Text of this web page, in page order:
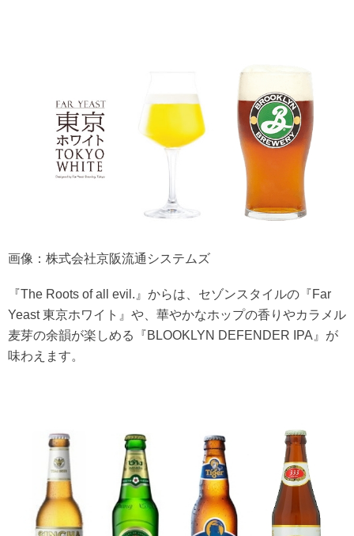
画像：株式会社京阪流通システムズ
『The Roots of all evil.』からは、セゾンスタイルの『Far
Yeast 東京ホワイト』や、華やかなホップの香りやカラメル
麦芽の余韻が楽しめる『BLOOKLYN DEFENDER IPA』が
味わえます。